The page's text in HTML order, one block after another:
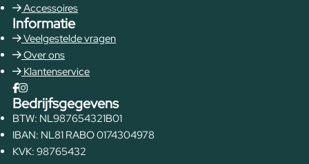
Accessoires
Informatie
Veelgestelde vragen
Over ons
Klantenservice
Bedrijfsgegevens
BTW: NL987654321B01
IBAN: NL81 RABO 0174304978
KVK: 98765432